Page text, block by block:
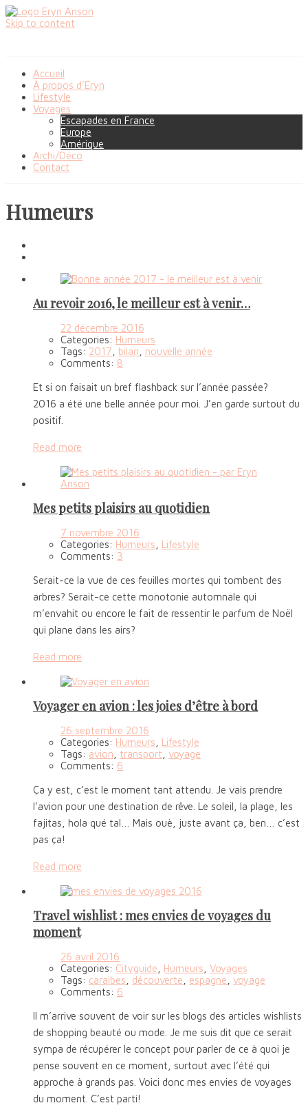
Skip to content
Accueil
À propos d’Eryn
Lifestyle
Voyages
Escapades en France
Europe
Amérique
Archi/Déco
Contact
Humeurs
Au revoir 2016, le meilleur est à venir…
22 décembre 2016
Categories: Humeurs
Tags: 2017 bilan
nouvelle année
Comments: 8
Et si on faisait un bref flashback sur l’année passée?
2016 a été une belle année pour moi. J’en garde surtout du
positif.
Read more
Mes petits plaisirs au quotidien
7 novembre 2016
Categories: Humeurs
Lifestyle
Comments: 3
Serait-ce la vue de ces feuilles mortes qui tombent des
arbres? Serait-ce cette monotonie automnale qui
m’envahit ou encore le fait de ressentir le parfum de Noël
qui plane dans les airs?
Read more
Voyager en avion : les joies d’être à bord
26 septembre 2016
Categories: Humeurs
Lifestyle
Tags: avion transport voyage
Comments: 6
Ça y est, c’est le moment tant attendu. Je vais prendre
l’avion pour une destination de rêve. Le soleil, la plage, les
fajitas, hola qué tal… Mais ouè, juste avant ça, ben… c’est
pas ça!
Read more
Travel wishlist : mes envies de voyages du
moment
26 avril 2016
Categories: Cityguide Humeurs Voyages
Tags: caraibes découverte espagne voyage
Comments: 6
Il m’arrive souvent de voir sur les blogs des articles wishlists
de shopping beauté ou mode. Je me suis dit que ce serait
sympa de récupérer le concept pour parler de ce à quoi je
pense souvent en ce moment, surtout avec l’été qui
approche à grands pas. Voici donc mes envies de voyages
du moment. C’est parti!